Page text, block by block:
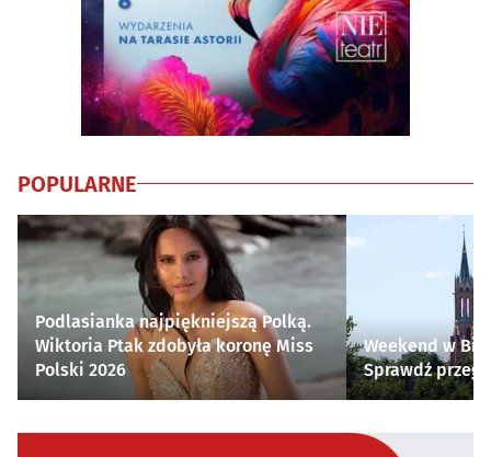
POPULARNE
Podlasianka najpiękniejszą Polką.
Wiktoria Ptak zdobyła koronę Miss
Polski 2026
Weekend w
Sprawdź